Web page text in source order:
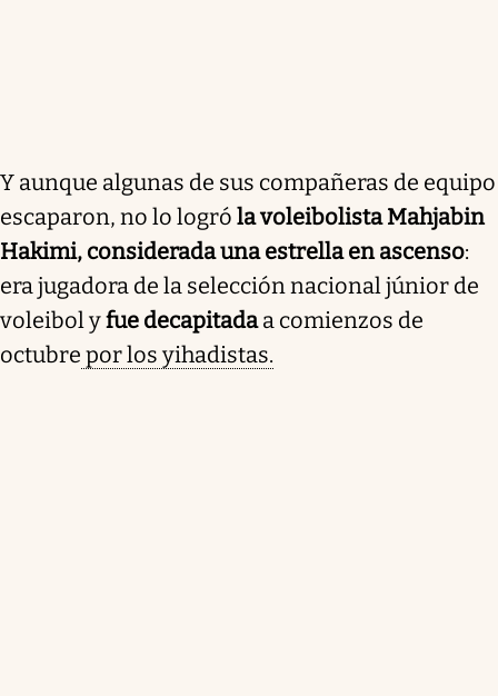
Y aunque algunas de sus compañeras de equipo
escaparon, no lo logró la voleibolista Mahjabin
Hakimi, considerada una estrella en ascenso:
era jugadora de la selección nacional júnior de
voleibol yfue decapitadaa comienzos de
octubre por los yihadistas.